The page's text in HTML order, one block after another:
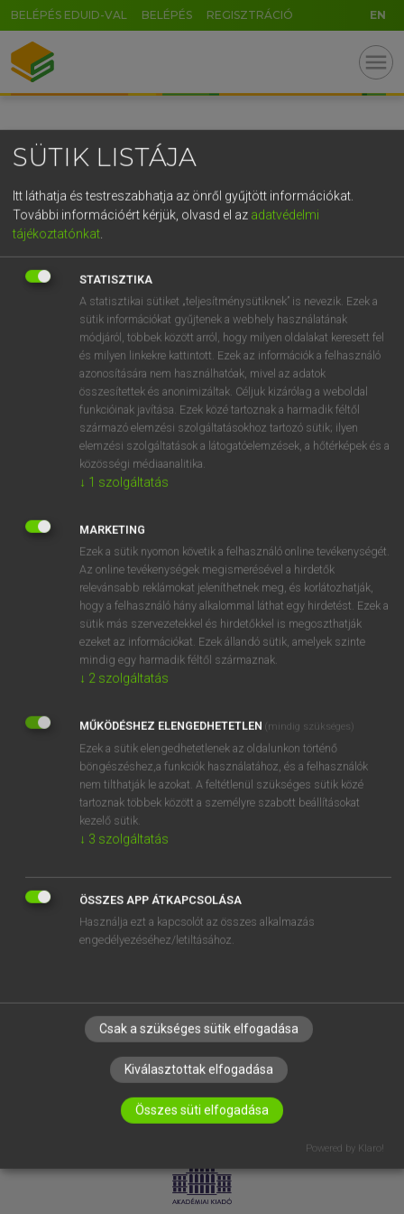
BELÉPÉS EDUID-VAL BELÉPÉS REGISZTRÁCIÓ EN
menu
OOOOPS!
SZOTAR.NET APPLIKÁCIÓ
MICROSOFT OFFICE BŐVÍTMÉNY
BEÉPÜLŐ SZÓTÁRMODUL
ONLINE NYELVVIZSGA
EGYÉNI FELHASZNÁLÓKNAK
TANULÓKNAK
OKTATÁSI INTÉZMÉNYEKNEK
VÁLLALATI MEGOLDÁSOK
RÓLUNK
ELÉRHETŐSÉG
SÜTI BEÁLLÍTÁSOK
LICENCSZERZŐDÉS ADATVÉDELEM
SÜTIK LISTÁJA
Itt láthatja és testreszabhatja az önről gyűjtött információkat.
További információért kérjük, olvasd el az adatvédelmi
tájékoztatónkat
STATISZTIKA
A statisztikai sütiket „teljesítménysütiknek” is nevezik. Ezek a
sütik információkat gyűjtenek a webhely használatának
módjáról, többek között arról, hogy milyen oldalakat keresett fel
és milyen linkekre kattintott. Ezek az információk a felhasználó
azonosítására nem használhatóak, mivel az adatok
összesítettek és anonimizáltak. Céljuk kizárólag a weboldal
funkcióinak javítása. Ezek közé tartoznak a harmadik féltől
származó elemzési szolgáltatásokhoz tartozó sütik; ilyen
elemzési szolgáltatások a látogatóelemzések, a hőtérképek és a
közösségi médiaanalitika.
↓ 1 szolgáltatás
MARKETING
Ezek a sütik nyomon követik a felhasználó online tevékenységét.
Az online tevékenységek megismerésével a hirdetők
relevánsabb reklámokat jeleníthetnek meg, és korlátozhatják,
hogy a felhasználó hány alkalommal láthat egy hirdetést. Ezek a
sütik más szervezetekkel és hirdetőkkel is megoszthatják
ezeket az információkat. Ezek állandó sütik, amelyek szinte
mindig egy harmadik féltől származnak.
↓ 2 szolgáltatás
MŰKÖDÉSHEZ ELENGEDHETETLEN (mindig szükséges)
Ezek a sütik elengedhetetlenek az oldalunkon történő
böngészéshez,a funkciók használatához, és a felhasználók
nem tilthatják le azokat. A feltétlenül szükséges sütik közé
tartoznak többek között a személyre szabott beállításokat
kezelő sütik.
↓ 3 szolgáltatás
ÖSSZES APP ÁTKAPCSOLÁSA
Használja ezt a kapcsolót az összes alkalmazás
engedélyezéséhez/letiltásához.
Csak a szükséges sütik elfogadása
Kiválasztottak elfogadása
Összes süti elfogadása
Powered by Klaro!
GR
5
g h k l
v b n m , . - AltGr